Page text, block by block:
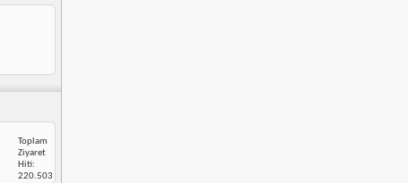
Toplam
Ziyaret
Hiti:
220.503